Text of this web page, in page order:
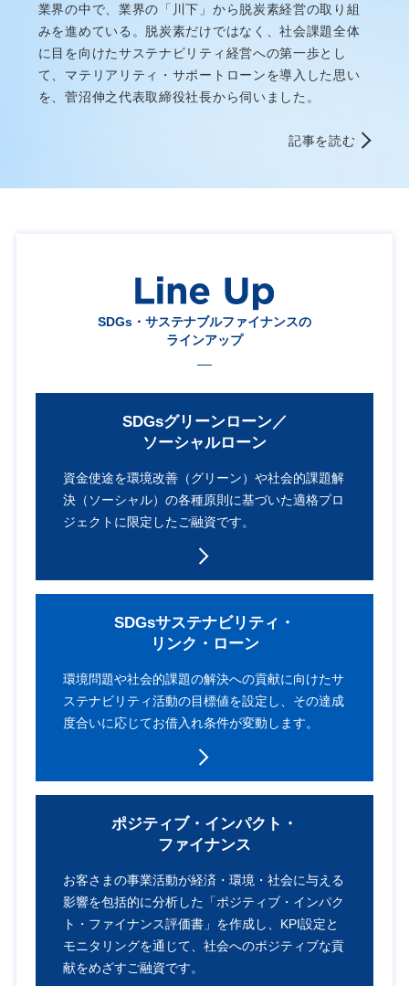
業界の中で、業界の「川下」から脱炭素経営の取り組
みを進めている。脱炭素だけではなく、社会課題全体
に目を向けたサステナビリティ経営への第一歩とし
て、マテリアリティ・サポートローンを導入した思い
を、菅沼伸之代表取締役社長から伺いました。
記事を読む
SDGs・サステナブルファイナンスの
ラインアップ
SDGsグリーンローン／
ソーシャルローン
資金使途を環境改善（グリーン）や社会的課題解
決（ソーシャル）の各種原則に基づいた適格プロ
ジェクトに限定したご融資です。
SDGsサステナビリティ・
リンク・ローン
環境問題や社会的課題の解決への貢献に向けたサ
ステナビリティ活動の目標値を設定し、 その達成
度合いに応じてお借入れ条件が変動します。
ポジティブ・インパクト・
ファイナンス
お客さまの事業活動が経済・環境・社会に与える
影響を包括的に分析した「ポジティブ・ インパク
ト・ファイナンス評価書」を作成し、KPI設定と
モニタリングを通じて、社会へのポジティブな貢
献をめざすご融資です。